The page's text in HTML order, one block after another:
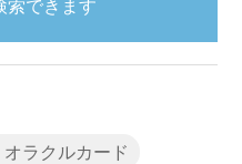
索できます
ラクルカード